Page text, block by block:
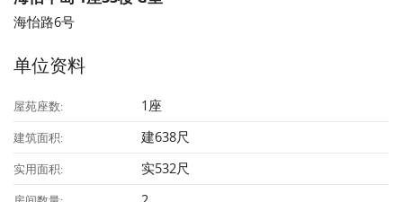
海怡路6号
单位资料
屋苑座数: 1座
建筑面积: 建638尺
实用面积: 实532尺